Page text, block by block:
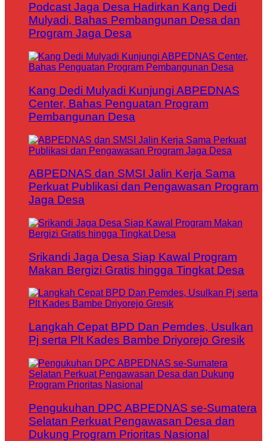
Podcast Jaga Desa Hadirkan Kang Dedi
Mulyadi, Bahas Pembangunan Desa dan
Program Jaga Desa
Kang Dedi Mulyadi Kunjungi ABPEDNAS
Center, Bahas Penguatan Program
Pembangunan Desa
ABPEDNAS dan SMSI Jalin Kerja Sama
Perkuat Publikasi dan Pengawasan Program
Jaga Desa
Srikandi Jaga Desa Siap Kawal Program
Makan Bergizi Gratis hingga Tingkat Desa
Langkah Cepat BPD Dan Pemdes, Usulkan
Pj serta Plt Kades Bambe Driyorejo Gresik
Pengukuhan DPC ABPEDNAS se-Sumatera
Selatan Perkuat Pengawasan Desa dan
Dukung Program Prioritas Nasional